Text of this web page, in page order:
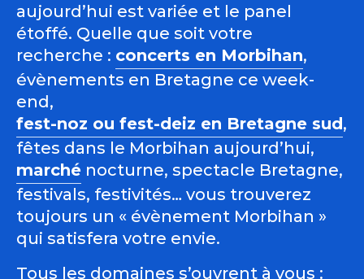
aujourd’hui est variée et le panel
étoffé. Quelle que soit votre
recherche : concerts en Morbihan,
évènements en Bretagne ce week-
end,
fest-noz ou fest-deiz en Bretagne sud,
fêtes dans le Morbihan aujourd’hui,
marché nocturne, spectacle Bretagne,
festivals, festivités… vous trouverez
toujours un « évènement Morbihan »
qui satisfera votre envie.
Tous les domaines s’ouvrent à vous :